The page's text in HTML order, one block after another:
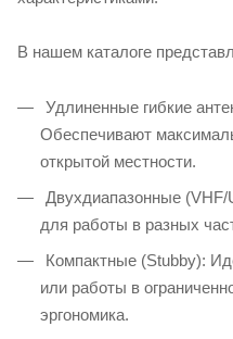
В нашем каталоге
Удлиненные гибкие
Обеспечивают
открытой местности.
Двухдиапазонные
для работы в разных
Компактные (Stubby):
или работы в
эргономика.